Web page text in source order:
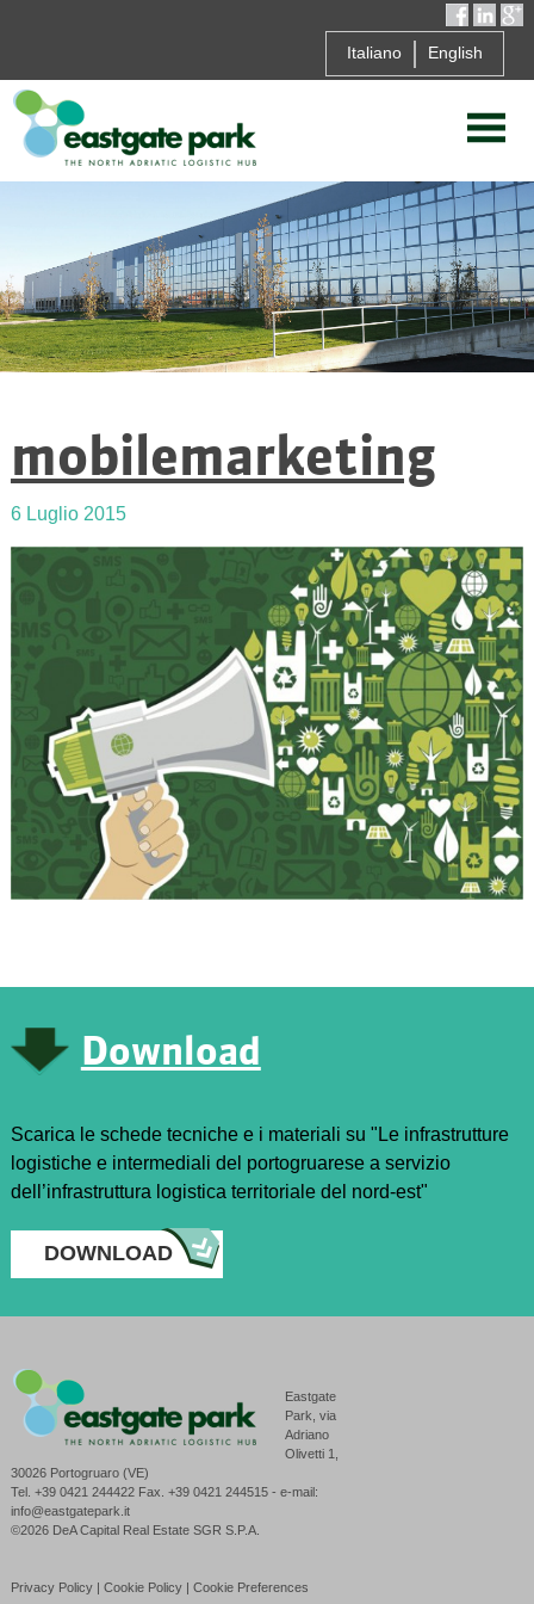
Italiano English
mobilemarketing
6 Luglio 2015
Download
Scarica le schede tecniche e i materiali su "Le infrastrutture
logistiche e intermediali del portogruarese a servizio
dell’infrastruttura logistica territoriale del nord-est"
DOWNLOAD
Eastgate
Park, via
Adriano
Olivetti 1,
30026 Portogruaro (VE)
Tel. +39 0421 244422 Fax. +39 0421 244515 - e-mail:
info@eastgatepark.it
©2026 DeA Capital Real Estate SGR S.P.A.
Privacy Policy| Cookie Policy| Cookie Preferences